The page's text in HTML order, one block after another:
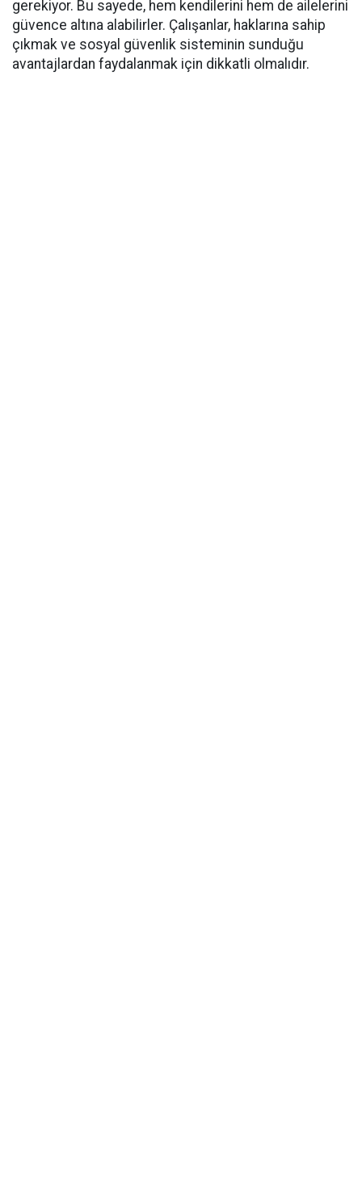
gerekiyor. Bu sayede, hem kendilerini hem de ailelerini
güvence altına alabilirler. Çalışanlar, haklarına sahip
çıkmak ve sosyal güvenlik sisteminin sunduğu
avantajlardan faydalanmak için dikkatli olmalıdır.